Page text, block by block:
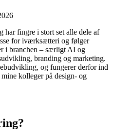
har fingre i stort set alle dele af
for iværksætteri og følger
i branchen – særligt AI og
branding og marketing.
og fungerer derfor ind
kolleger på design- og